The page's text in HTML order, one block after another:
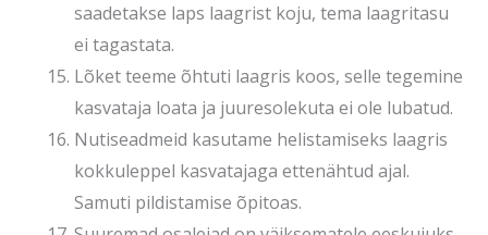
saadetakse laps laagrist koju, tema laagritasu
ei tagastata.
Lõket teeme õhtuti laagris koos, selle tegemine
kasvataja loata ja juuresolekuta ei ole lubatud.
Nutiseadmeid kasutame helistamiseks laagris
kokkuleppel kasvatajaga ettenähtud ajal.
Samuti pildistamise õpitoas.